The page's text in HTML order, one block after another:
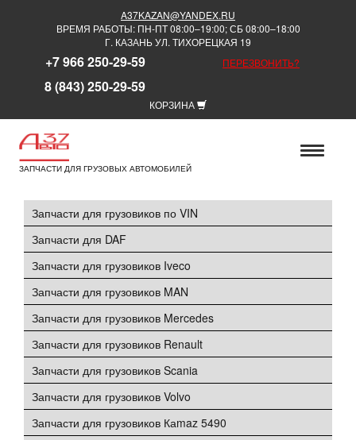
A37KAZAN@YANDEX.RU
ВРЕМЯ РАБОТЫ: ПН-ПТ 08:00–19:00; СБ 08:00–18:00
Г. КАЗАНЬ УЛ. ТИХОРЕЦКАЯ 19
+7 966 250-29-59
8 (843) 250-29-59
ПЕРЕЗВОНИТЬ?
КОРЗИНА
ЗАПЧАСТИ ДЛЯ ГРУЗОВЫХ АВТОМОБИЛЕЙ
Запчасти для грузовиков по VIN
Запчасти для DAF
Запчасти для грузовиков Iveco
Запчасти для грузовиков MAN
Запчасти для грузовиков Mercedes
Запчасти для грузовиков Renault
Запчасти для грузовиков Scania
Запчасти для грузовиков Volvo
Запчасти для грузовиков Каmaz 5490